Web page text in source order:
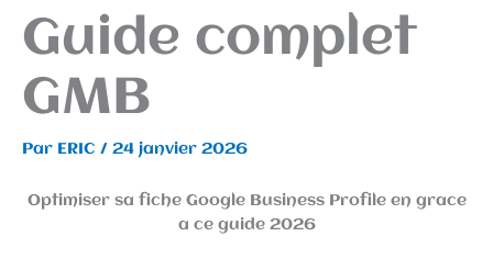
Guide complet
GMB
Par ERIC / 24 janvier 2026
Optimiser sa fiche Google Business Profile en grace
a ce guide 2026